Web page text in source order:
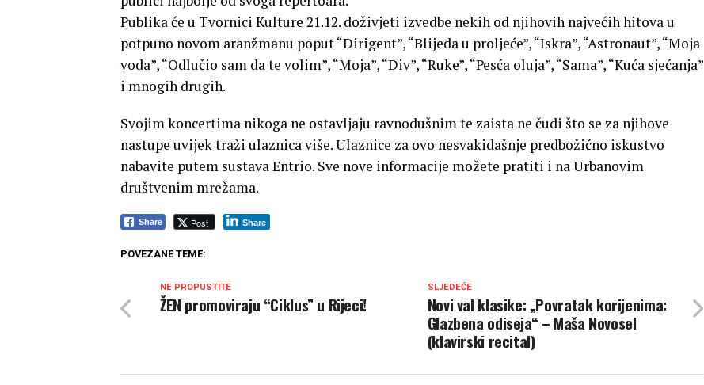
Publika će u Tvornici Kulture 21.12. doživjeti izvedbe nekih od njihovih najvećih hitova u
potpuno novom aranžmanu poput “Dirigent”, “Blijeda u proljeće”, “Iskra”, “Astronaut”, “Moja
voda”, “Odlučio sam da te volim”, “Moja”, “Div”, “Ruke”, “Pesća oluja”, “Sama”, “Kuća sjećanja”
i mnogih drugih.
Svojim koncertima nikoga ne ostavljaju ravnodušnim te zaista ne čudi što se za njihove
nastupe uvijek traži ulaznica više. Ulaznice za ovo nesvakidašnje predbožićno iskustvo
nabavite putem sustava Entrio. Sve nove informacije možete pratiti i na Urbanovim
društvenim mrežama.
Share Post Share
POVEZANE TEME:
SLJEDEĆE
Novi val klasike: „Povratak korijenima:
Glazbena odiseja“ – Maša Novosel
(klavirski recital)
NE PROPUSTITE
ŽEN promoviraju “Ciklus” u Rijeci!